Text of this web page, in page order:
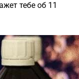
тебе об 11